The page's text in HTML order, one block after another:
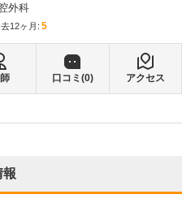
外科
12ヶ月: 5
口コミ(0) アクセス